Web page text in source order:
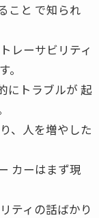
こと で知られ
レーサビリティ
にトラブルが 起
、人を増やした
カーはまず現
ティの話ばかり